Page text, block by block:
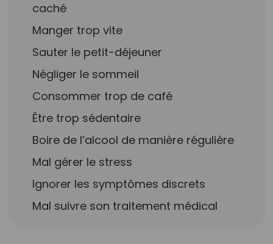
caché
Manger trop vite
Sauter le petit-déjeuner
Négliger le sommeil
Consommer trop de café
Être trop sédentaire
Boire de l’alcool de manière régulière
Mal gérer le stress
Ignorer les symptômes discrets
Mal suivre son traitement médical